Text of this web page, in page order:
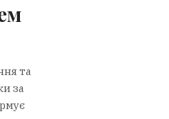
та
за